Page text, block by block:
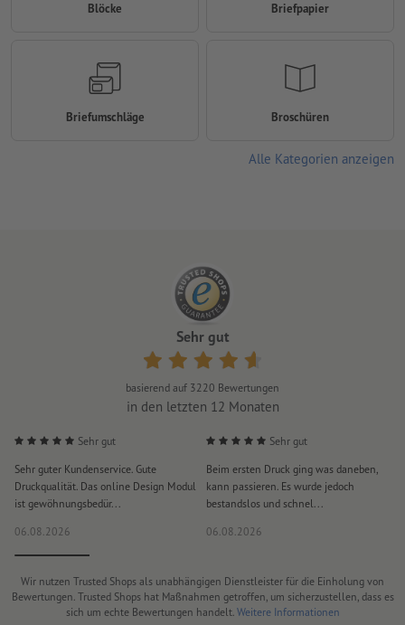
Blöcke Briefpapier
Briefumschläge Broschüren
Alle Kategorien anzeigen
Sehr gut
basierend auf 3220 Bewertungen
in den letzten 12 Monaten
Sehr gut
Sehr guter Kundenservice. Gute
Druckqualität. Das online Design Modul
ist gewöhnungsbedür...
06.08.2026
Sehr gut
Beim ersten Druck ging was daneben,
kann passieren. Es wurde jedoch
bestandslos und schnel...
06.08.2026
Wir nutzen Trusted Shops als unabhängigen Dienstleister für die Einholung von
Bewertungen. Trusted Shops hat Maßnahmen getroffen, um sicherzustellen, dass es
sich um echte Bewertungen handelt. Weitere Informationen